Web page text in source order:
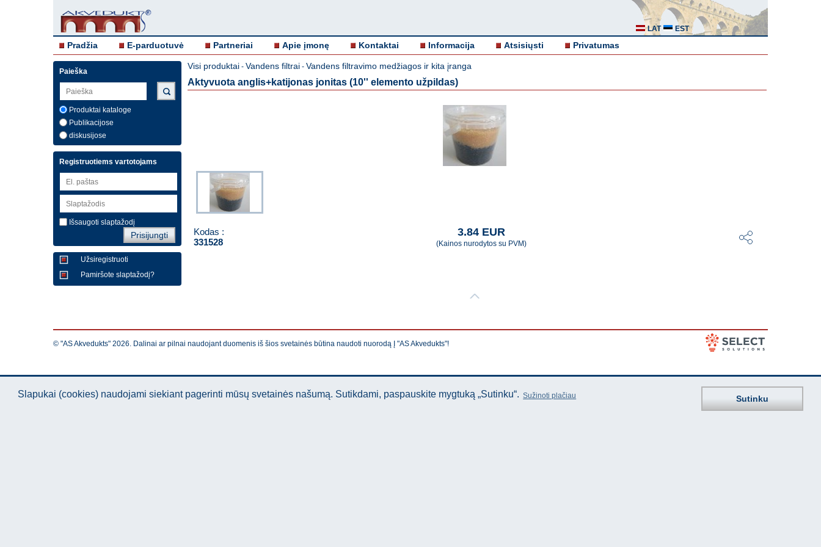
LAT EST
Pradžia E-parduotuvė Partneriai Apie įmonę Kontaktai Informacija Atsisiųsti Privatumas
Paieška
Produktai kataloge
Publikacijose
diskusijose
Registruotiems vartotojams
Išsaugoti slaptažodį
Užsiregistruoti
Pamiršote slaptažodį?
Visi produktai - Vandens filtrai - Vandens filtravimo medžiagos ir kita įranga
Aktyvuota anglis+katijonas jonitas (10'' elemento užpildas)
Kodas :
331528
3.84 EUR
(Kainos nurodytos su PVM)
© "AS Akvedukts" 2026. Dalinai ar pilnai naudojant duomenis iš šios svetainės būtina naudoti nuorodą Į "AS Akvedukts"!
Slapukai (cookies) naudojami siekiant pagerinti mūsų svetainės našumą. Sutikdami, paspauskite mygtuką „Sutinku“. Sužinoti plačiau Sutinku